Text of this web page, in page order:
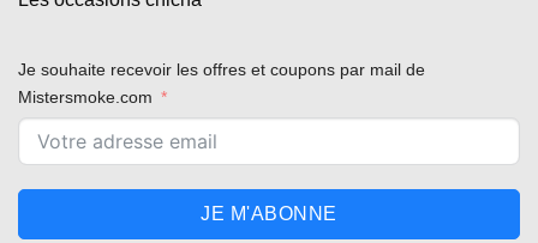
Je souhaite recevoir les offres et coupons par mail de
Mistersmoke.com
JE M'ABONNE